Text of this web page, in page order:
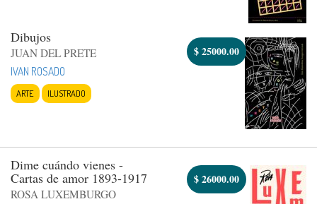
Dibujos
JUAN DEL PRETE
IVAN ROSADO
ARTE ILUSTRADO
$25000.00
Dime cuándo vienes -
Cartas de amor 1893-1917
ROSA LUXEMBURGO
$26000.00